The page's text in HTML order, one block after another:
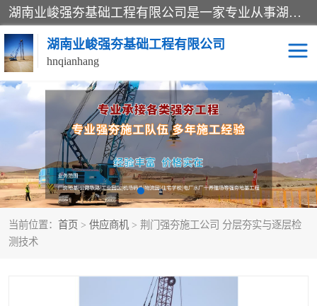
湖南业峻强夯基础工程有限公司是一家专业从事湖南强夯基础工程、强夯机租赁，地基处理的施工单位。业务覆盖：湖南、广东，江西等地。可承接1000KN.m-25000KN.m强夯（置换）工程。公司创始人是国内较早期从事强夯施工的建设者，经过多年的一步一个脚印的发展，在行业内具有较高的度和良好的口碑。
湖南业峻强夯基础工程有限公司
hnqianhang
当前位置： 首页 > 供应商机 > 荆门强夯施工公司 分层夯实与逐层检
测技术
强夯施工案例 强夯机租赁
强夯施工工程 强夯施工队伍
强夯队伍